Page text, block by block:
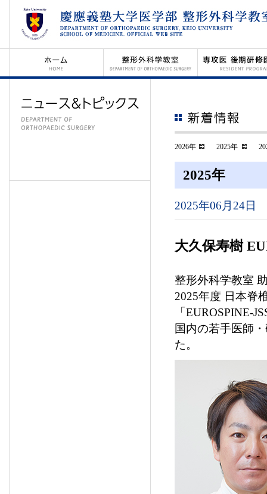
2026 2025
2025年
2025年06月24日
大久保寿樹
整形外科学教室
2025年度 日本脊
「EUROSPINE-
国内の若手医師
た。